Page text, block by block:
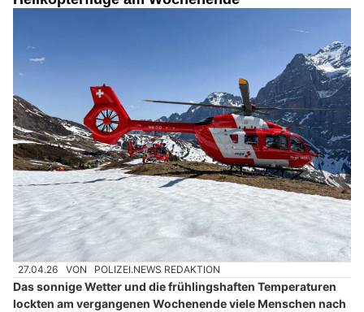
27.04.26 VON POLIZEI.NEWS REDAKTION
Das sonnige Wetter und die frühlingshaften Temperaturen
lockten am vergangenen Wochenende viele Menschen nach